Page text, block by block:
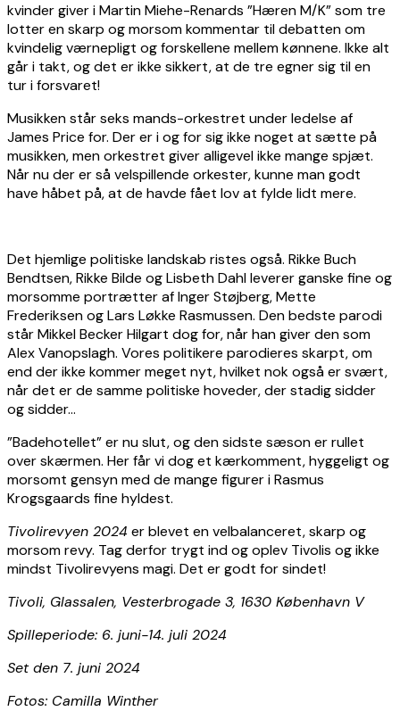
kvinder giver i Martin Miehe-Renards ”Hæren M/K” som tre
lotter en skarp og morsom kommentar til debatten om
kvindelig værnepligt og forskellene mellem kønnene. Ikke alt
går i takt, og det er ikke sikkert, at de tre egner sig til en
tur i forsvaret!
Musikken står seks mands-orkestret under ledelse af
James Price for. Der er i og for sig ikke noget at sætte på
musikken, men orkestret giver alligevel ikke mange spjæt.
Når nu der er så velspillende orkester, kunne man godt
have håbet på, at de havde fået lov at fylde lidt mere.
Det hjemlige politiske landskab ristes også. Rikke Buch
Bendtsen, Rikke Bilde og Lisbeth Dahl leverer ganske fine og
morsomme portrætter af Inger Støjberg, Mette
Frederiksen og Lars Løkke Rasmussen. Den bedste parodi
står Mikkel Becker Hilgart dog for, når han giver den som
Alex Vanopslagh. Vores politikere parodieres skarpt, om
end der ikke kommer meget nyt, hvilket nok også er svært,
når det er de samme politiske hoveder, der stadig sidder
og sidder…
”Badehotellet” er nu slut, og den sidste sæson er rullet
over skærmen. Her får vi dog et kærkomment, hyggeligt og
morsomt gensyn med de mange figurer i Rasmus
Krogsgaards fine hyldest.
Tivolirevyen 2024er blevet en velbalanceret, skarp og
morsom revy. Tag derfor trygt ind og oplev Tivolis og ikke
mindst Tivolirevyens magi. Det er godt for sindet!
Tivoli, Glassalen, Vesterbrogade 3, 1630 København V
Spilleperiode: 6. juni-14. juli 2024
Set den 7. juni 2024
Fotos: Camilla Winther